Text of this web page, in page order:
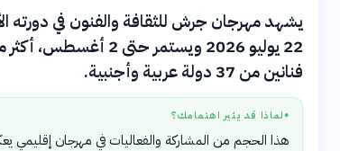
يشهد مهرجان جرش للثقافة والفنون في دورته
فنانين من 37 دولة عربية وأجنبية.
● لماذا قد يثير اهتمامك؟
هذا الحجم من المشاركة والفعاليات في مهرجان إقليمي